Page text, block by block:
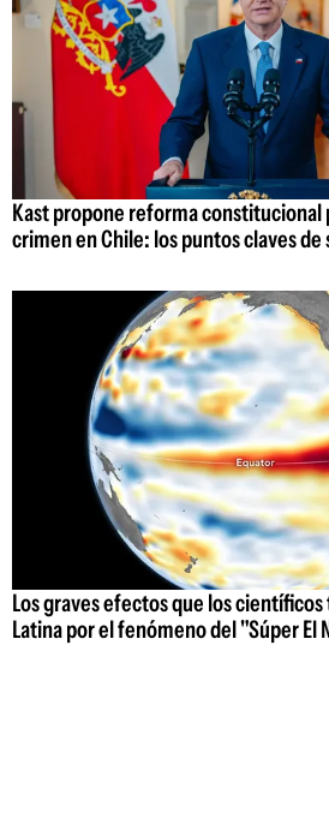
Kast propone reforma constitucional
crimen en Chile: los puntos claves de
Los graves efectos que los
Latina por el fenómeno del "Súper El